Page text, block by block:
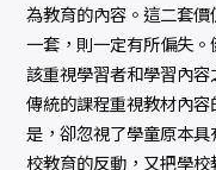
為教育的內容。這二套
一套，則一定有所偏失
該重視學習者和學習內
傳統的課程重視教材內
是，卻忽視了學童原本
校教育的反動，又把學